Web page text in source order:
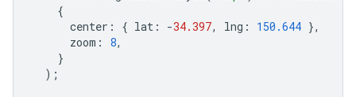
{
center : { lat : -34.397, lng : 150.644 },
zoom : 8,
}
);